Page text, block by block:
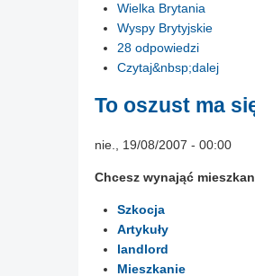
Wielka Brytania
Wyspy Brytyjskie
28 odpowiedzi
Czytaj&nbsp;dalej
To oszust ma
nie., 19/08/2007 - 00:00
Chcesz wynająć
Szkocja
Artykuły
landlord
Mieszkanie